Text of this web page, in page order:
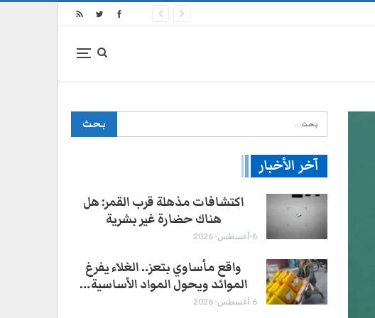
آخر الأخبار
اكتشافات مذهلة قرب القمر: هل
هناك حضارة غير بشرية
6-أغسطس- 2026
واقع مأساوي بتعز.. الغلاء يفرغ
الموائد ويحول المواد الأساسية…
6-أغسطس- 2026